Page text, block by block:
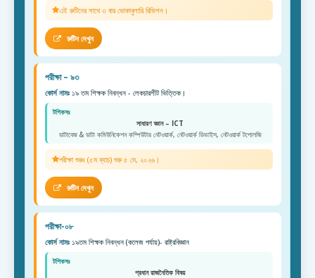
এই রুটিনের সাথে ৩ বার ভোকাবুলারি রিভিশন।
রুটিন দেখুন
পরীক্ষা – ৯৩
কোর্স নামঃ ১৯ তম শিক্ষক নিবন্ধন - লেকচারশীট ভিত্তিক।
টপিকসঃ
সাধারণ জ্ঞান – ICT
ডাটাবেজ & ডাটা কমিউনিকেশন কম্পিউটার নেটওয়ার্ক, নেটওয়ার্ক ডিভাইস, নেটওয়ার্ক টপোলজি
পরীক্ষা শুরুঃ (৫ম ব্যাচ) শুরু ৫ মে, ২০২৬।
রুটিন দেখুন
পরীক্ষা-০৮
কোর্স নামঃ ১৯তম শিক্ষক নিবন্ধন (কলেজ পর্যায়)- রাষ্ট্রবিজ্ঞান
টপিকসঃ
প্রধান রাজনৈতিক বিষয়